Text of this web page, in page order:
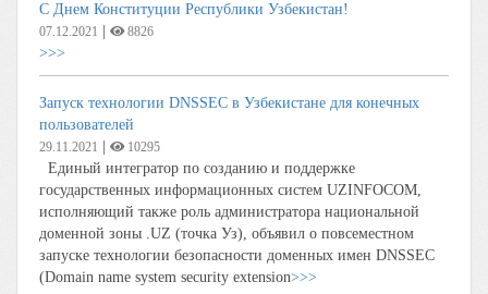
С Днем Конституции Республики Узбекистан!
07.12.2021 8826
>>>
Запуск технологии DNSSEC в Узбекистане для конечных
пользователей
29.11.2021 10295
Единый интегратор по созданию и поддержке
государственных информационных систем UZINFOCОM,
исполняющий также роль администратора национальной
доменной зоны .UZ (точка Уз), объявил о повсеместном
запуске технологии безопасности доменных имен DNSSEC
(Domain name system security extension>>>